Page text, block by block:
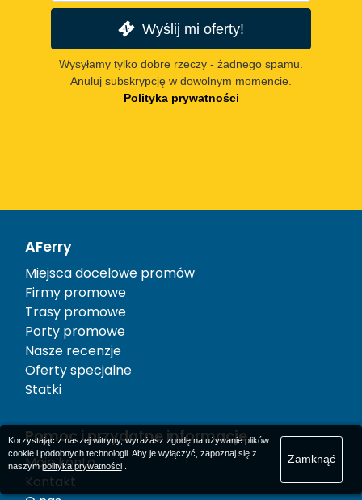
Wyślij mi oferty!
Wysyłamy tylko dobre rzeczy - żadnego spamu.
Anuluj subskrypcję w dowolnym momencie.
Polityka prywatności
AFerry
Miejsca docelowe promów
Firmy promowe
Trasy promowe
Porty promowe
Nasze recenzje
Oferty specjalne
Statki
Pomoc i przydatne informacje
Moje konto
Kontakt
Korzystając z naszej witryny, wyrażasz zgodę na używanie plików
cookie i podobnych technologii. Aby je wyłączyć, zapoznaj się z
naszympolityka prywatności.
Zamknąć